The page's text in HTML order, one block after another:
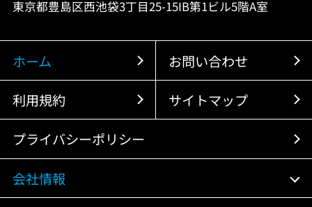
東京都豊島区西池袋3丁目25-15IB第1ビル5階A室
ホーム お問い合わせ
利用規約 サイトマップ
プライバシーポリシー
会社情報